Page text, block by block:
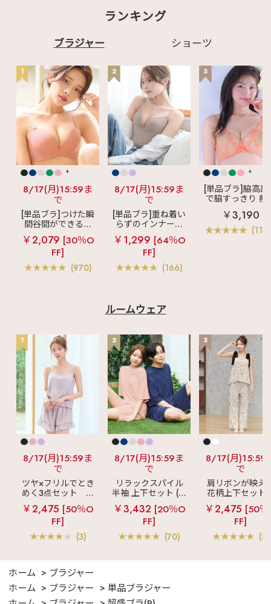
ランキング
ブラジャー ショーツ
1
+
8/17(月)15:59ま
で
[単品ブラ]つけた瞬
間谷間ができるシ
ームレスブラ
超
盛ブラ(R) シームレ
ス 単品ブラジャー
￥2,079 [30％O
FF]
(970)
2
8/17(月)15:59ま
で
[単品ブラ]重ね着い
らずのインナーブ
ラ
リッチバスト
ブラトップ (ワイヤ
ー入り)
￥1,299 [64％O
FF]
(166)
3
+
[単品ブラ]脇高設
で脇すっきり 痩
見えブラ
カシ
クールレース脇
ブラ(R) 単品ブラ
ャー
￥3,190
ルームウェア
1
8/17(月)15:59ま
で
ツヤ×フリルでとき
めく3点セット
シ
ルキー ショートパ
ンツ 3点セット
￥2,475 [50％O
FF]
(3)
2
8/17(月)15:59ま
で
リラックスパイル
半袖 上下セット (男
女兼用サイズ)
￥3,432 [20％O
FF]
(70)
3
8/17(月)15:59
で
肩リボンが映え
花柄上下セット
メニーフラワー
ングパンツ 上下
ット
￥2,475 [50
FF]
(3)
ホーム
ブラジャー
ホーム
ブラジャー
単品ブラジャー